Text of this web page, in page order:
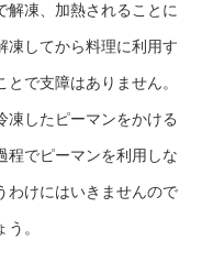
解凍、加熱されることに
凍してから料理に利用す
で支障はありません。
凍したピーマンをかける
程でピーマンを利用しな
わけにはいきませんので
。